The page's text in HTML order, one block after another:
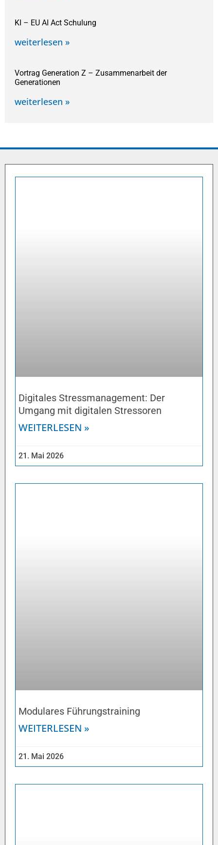
KI – EU AI Act Schulung
weiterlesen »
Vortrag Generation Z – Zusammenarbeit der
Generationen
weiterlesen »
Digitales Stressmanagement: Der
Umgang mit digitalen Stressoren
WEITERLESEN »
21. Mai 2026
Modulares Führungstraining
WEITERLESEN »
21. Mai 2026